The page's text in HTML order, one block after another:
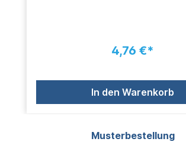
4,76 €*
In den Warenkorb
Produktgalerie überspringen
Musterbestellung